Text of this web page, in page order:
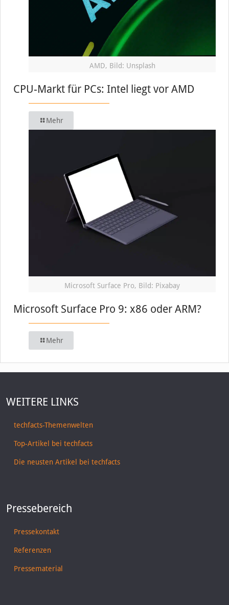
AMD, Bild: Unsplash
CPU-Markt für PCs: Intel liegt vor AMD
Mehr
Microsoft Surface Pro, Bild: Pixabay
Microsoft Surface Pro 9: x86 oder ARM?
Mehr
WEITERE LINKS
techfacts-Themenwelten
Top-Artikel bei techfacts
Die neusten Artikel bei techfacts
Pressebereich
Pressekontakt
Referenzen
Pressematerial